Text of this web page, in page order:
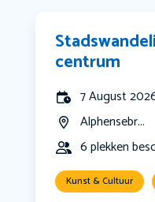
centrum
7 August
Alphensebr...
6 plekken
Kunst & Cultuur